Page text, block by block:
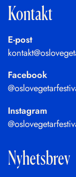
Kontakt
E-post
Facebook
Instagram
Nyhetsbrev